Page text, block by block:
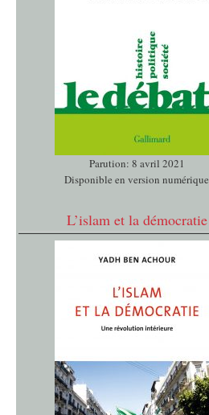
Parution: 8 avril 2021
Disponible en version numérique
L’islam et la démocratie